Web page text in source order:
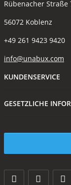
Rübenacher Straße
56072 Koblenz
+49 261 9423 9420
info@unabux.com
KUNDENSERVICE
GESETZLICHE